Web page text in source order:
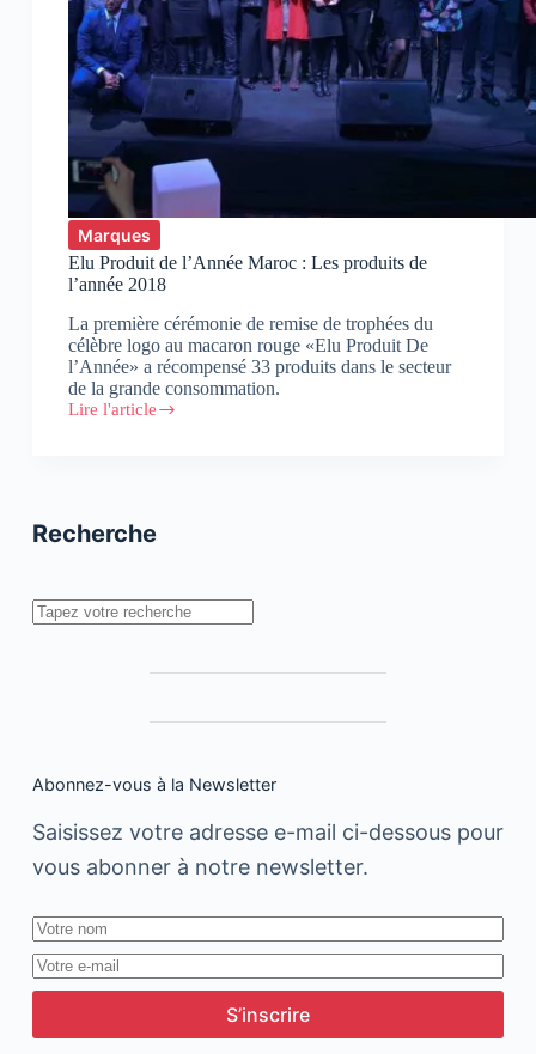
Marques
Elu Produit de l’Année Maroc : Les produits de
l’année 2018
La première cérémonie de remise de trophées du
célèbre logo au macaron rouge «Elu Produit De
l’Année» a récompensé 33 produits dans le secteur
de la grande consommation.
Lire l'article
Elu
Les
l’année
2018
Recherche
Rechercher
Abonnez-vous à la Newsletter
Saisissez votre adresse e-mail ci-dessous pour
vous abonner à notre newsletter.
S’inscrire